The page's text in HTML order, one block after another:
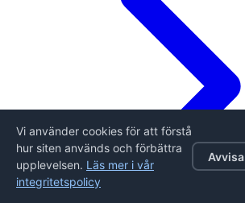
Vi använder cookies för att förstå
hur siten används och förbättra
upplevelsen. Läs mer i vår
integritetspolicy
Avvisa